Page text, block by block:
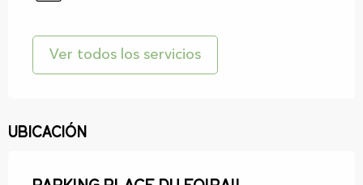
Ver todos los servicios
Ubicación